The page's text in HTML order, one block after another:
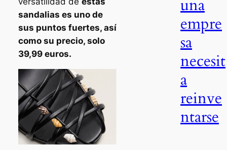
sandalias es uno de
sus puntos fuertes, así
como su precio, solo
39,99 euros.
una
empre
sa
necesit
a
reinve
ntarse